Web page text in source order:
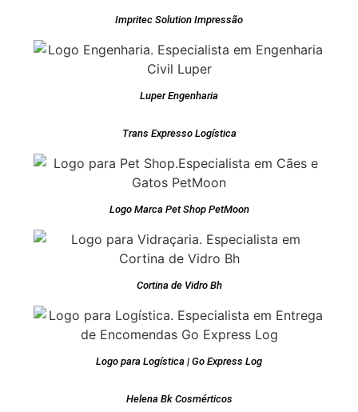
Impritec Solution Impressão
Luper Engenharia
Trans Expresso Logística
Logo Marca Pet Shop PetMoon
Cortina de Vidro Bh
Logo para Logística | Go Express Log
Helena Bk Cosmérticos